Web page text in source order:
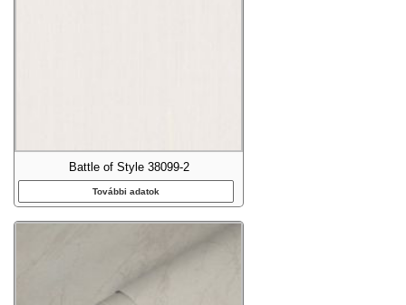
Battle of Style 38099-2
További adatok